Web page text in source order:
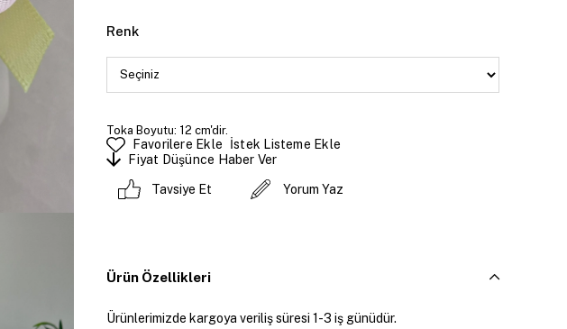
Renk
Toka Boyutu: 12 cm'dir.
Favorilere Ekle
İstek Listeme Ekle
Fiyat Düşünce Haber Ver
Tavsiye Et Yorum Yaz
Ürün Özellikleri
Ürünlerimizde kargoya veriliş süresi 1-3 iş günüdür.